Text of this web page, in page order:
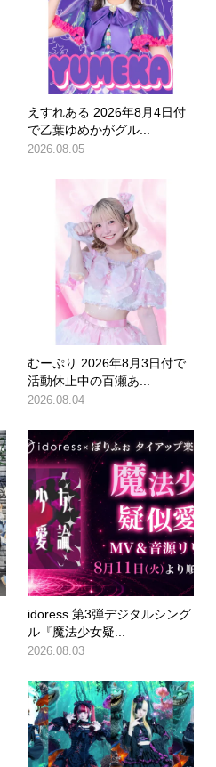
えすれある 2026年8月4日付
で乙葉ゆめかがグル...
2026.08.05
むーぷり 2026年8月3日付で
活動休止中の百瀬あ...
2026.08.04
idoress 第3弾デジタルシング
ル『魔法少女疑...
2026.08.03